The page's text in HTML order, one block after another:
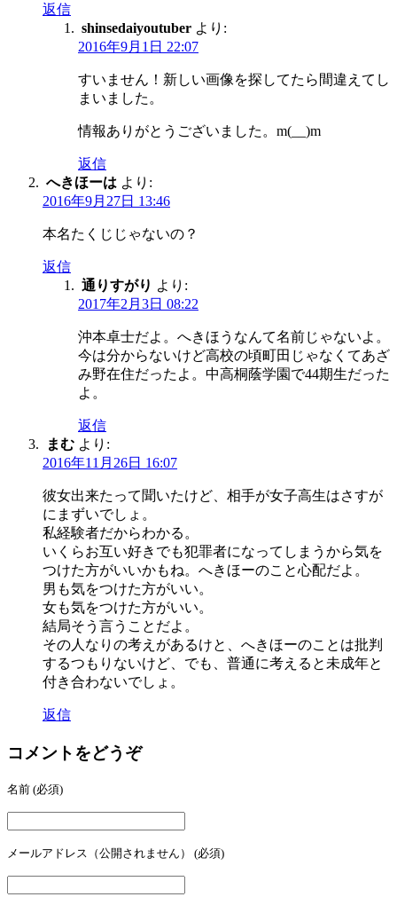
返信
shinsedaiyoutuber より:
2016年9月1日 22:07
すいません！新しい画像を探してたら間違えてし
まいました。
情報ありがとうございました。m(__)m
返信
へきほーは より:
2016年9月27日 13:46
本名たくじじゃないの？
返信
通りすがり より:
2017年2月3日 08:22
沖本卓士だよ。へきほうなんて名前じゃないよ。
今は分からないけど高校の頃町田じゃなくてあざ
み野在住だったよ。中高桐蔭学園で44期生だった
よ。
返信
まむ より:
2016年11月26日 16:07
彼女出来たって聞いたけど、相手が女子高生はさすが
にまずいでしょ。
私経験者だからわかる。
いくらお互い好きでも犯罪者になってしまうから気を
つけた方がいいかもね。へきほーのこと心配だよ。
男も気をつけた方がいい。
女も気をつけた方がいい。
結局そう言うことだよ。
その人なりの考えがあるけと、へきほーのことは批判
するつもりないけど、でも、普通に考えると未成年と
付き合わないでしょ。
返信
コメントをどうぞ
名前 (必須)
メールアドレス（公開されません） (必須)